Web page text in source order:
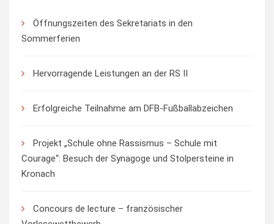
Öffnungszeiten des Sekretariats in den
Sommerferien
Hervorragende Leistungen an der RS II
Erfolgreiche Teilnahme am DFB-Fußballabzeichen
Projekt „Schule ohne Rassismus – Schule mit
Courage“: Besuch der Synagoge und Stolpersteine in
Kronach
Concours de lecture – französischer